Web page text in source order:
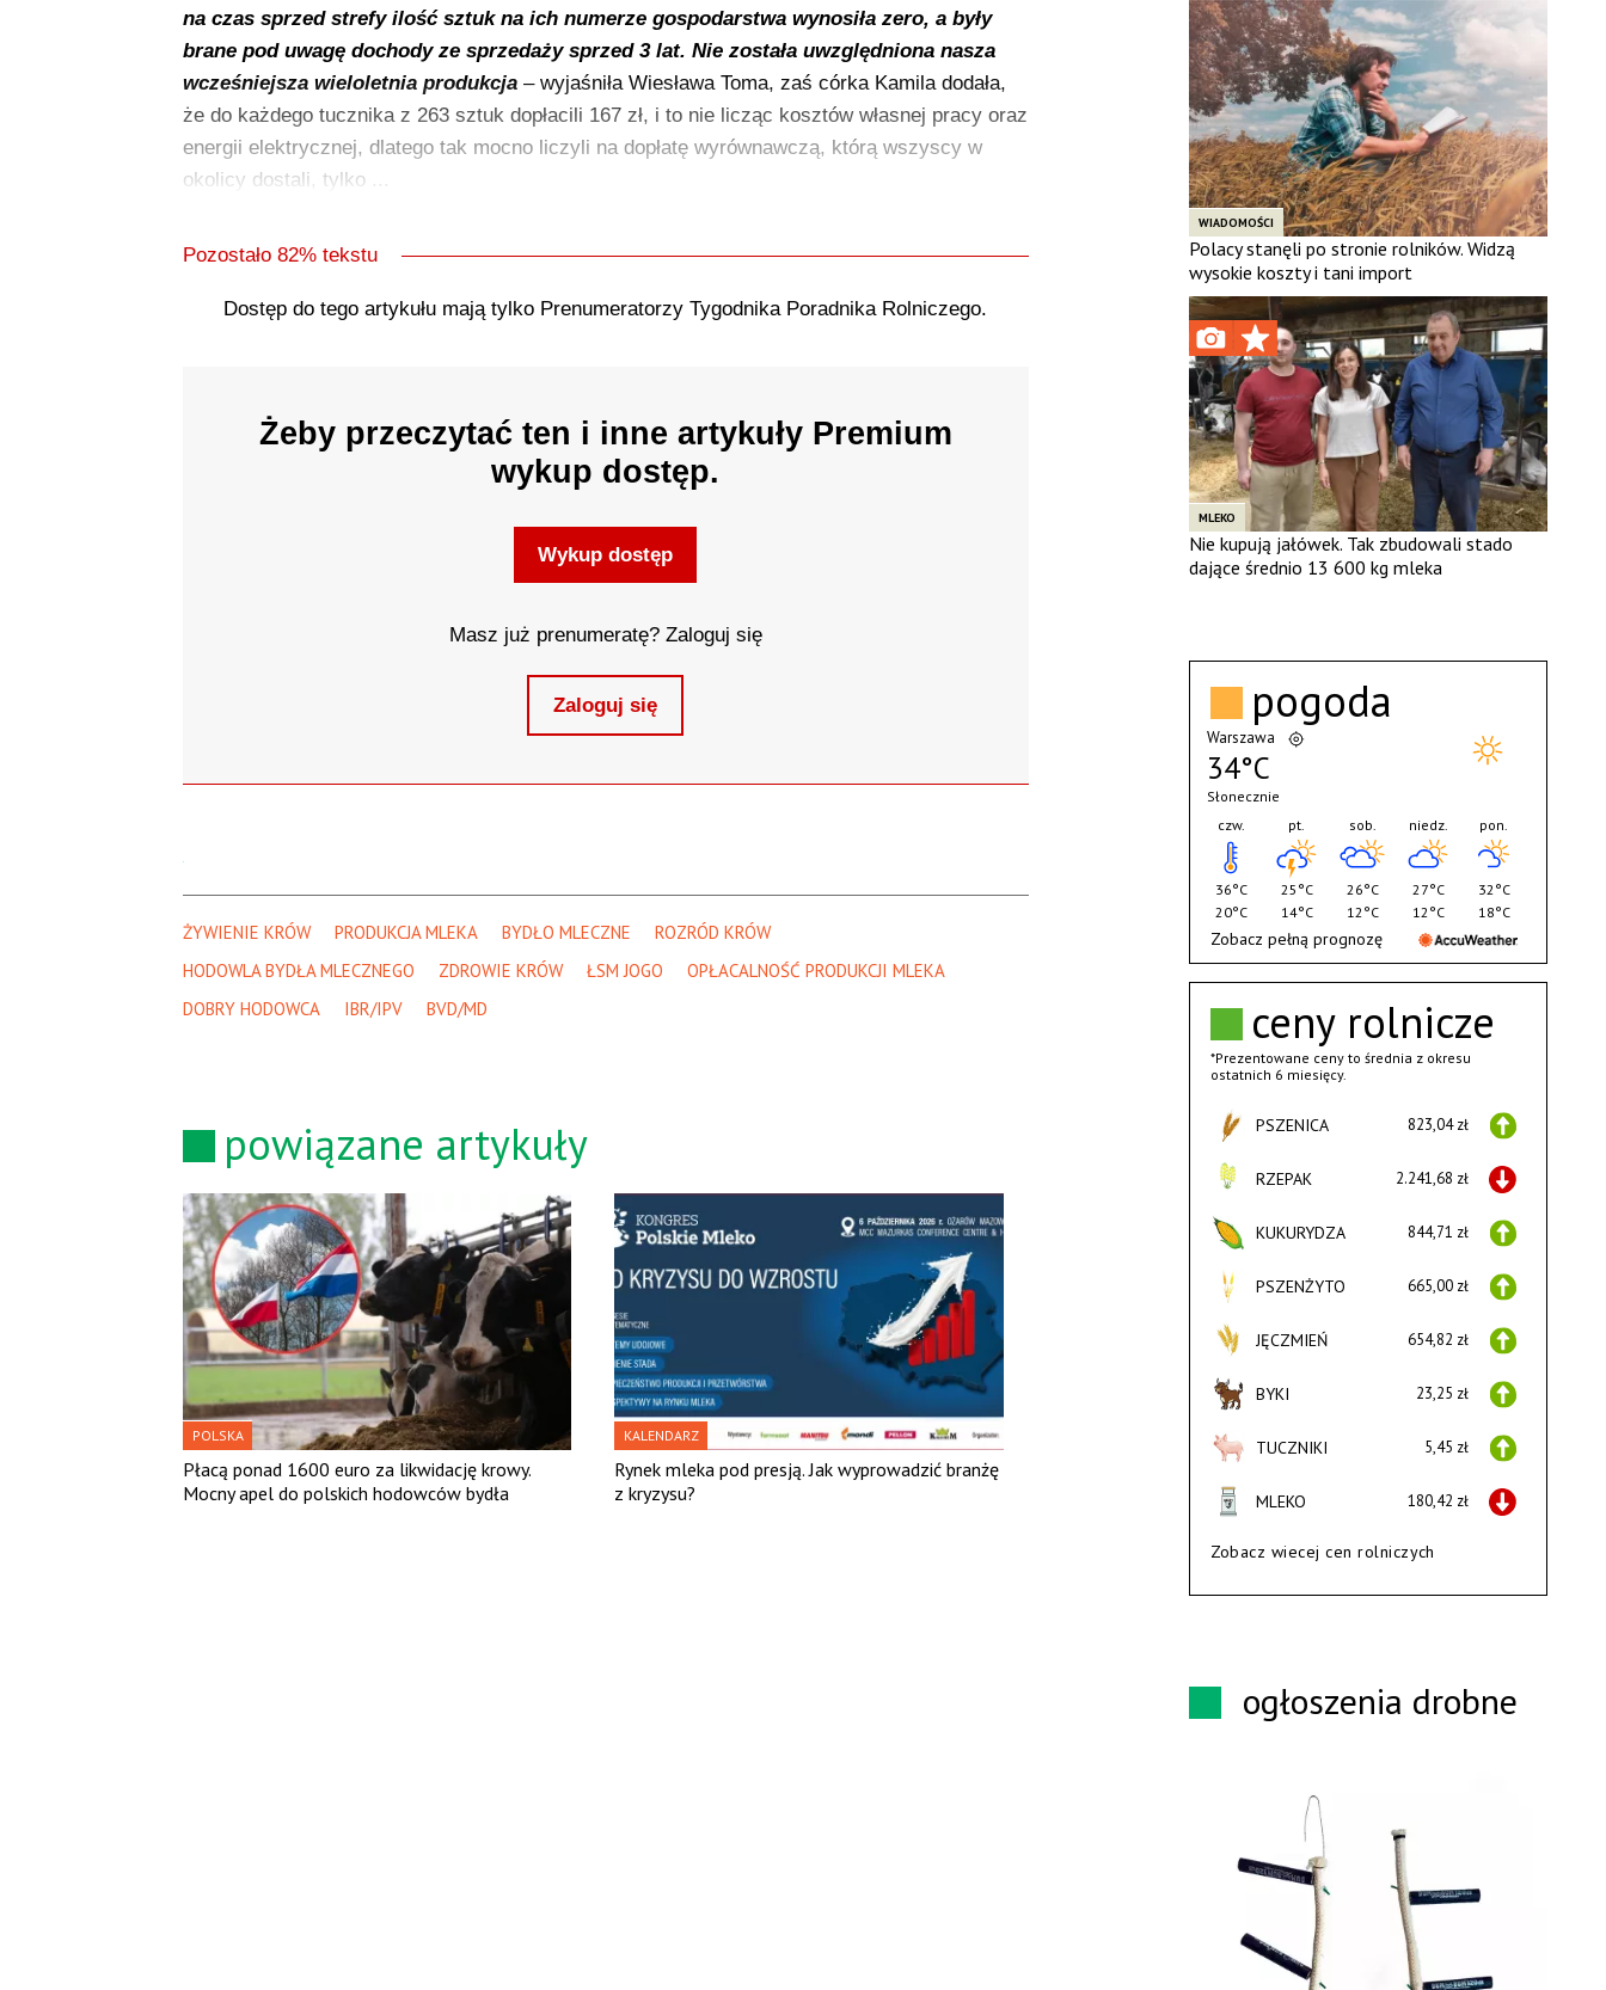
na czas sprzed strefy ilość sztuk na ich numerze gospodarstwa wynosiła zero, a były
brane pod uwagę dochody ze sprzedaży sprzed 3 lat. Nie została uwzględniona nasza
wcześniejsza wieloletnia produkcja – wyjaśniła Wiesława Toma, zaś córka Kamila dodała,
że do każdego tucznika z 263 sztuk dopłacili 167 zł, i to nie licząc kosztów własnej pracy oraz
energii elektrycznej, dlatego tak mocno liczyli na dopłatę wyrównawczą, którą wszyscy w
okolicy dostali, tylko ...
Pozostało 82% tekstu
Dostęp do tego artykułu mają tylko Prenumeratorzy Tygodnika Poradnika Rolniczego.
Żeby przeczytać ten i inne artykuły Premium
wykup dostęp.
Wykup dostęp
Masz już prenumeratę? Zaloguj się
Zaloguj się
ŻYWIENIE KRÓW PRODUKCJA MLEKA BYDŁO MLECZNE
ROZRÓD KRÓW
HODOWLA BYDŁA MLECZNEGO
ZDROWIE KRÓW ŁSM JOGO
OPŁACALNOŚĆ PRODUKCJI MLEKA
DOBRY HODOWCA
IBR/IPV BVD/MD
powiązane artykuły
POLSKA
Płacą ponad 1600 euro za likwidację krowy.
Mocny apel do polskich hodowców bydła
KALENDARZ
Rynek mleka pod presją. Jak wyprowadzić branżę
z kryzysu?
WIADOMOŚCI
Polacy stanęli po stronie rolników. Widzą
wysokie koszty i tani import
MLEKO
Nie kupują jałówek. Tak zbudowali stado
dające średnio 13 600 kg mleka
ceny rolnicze
*Prezentowane ceny to średnia z okresu
ostatnich 6 miesięcy.
PSZENICA 823,04 zł
RZEPAK 2.241,68 zł
KUKURYDZA 844,71 zł
PSZENŻYTO 665,00 zł
JĘCZMIEŃ 654,82 zł
BYKI 23,25 zł
TUCZNIKI 5,45 zł
MLEKO 180,42 zł
Zobacz wiecej cen rolniczych
pogoda
Warszawa
34°C
Słonecznie
czw.
36°C
20°C
pt.
25°C
14°C
sob.
26°C
12°C
niedz.
27°C
12°C
pon.
32°C
18°C
Zobacz pełną prognozę
ogłoszenia drobne